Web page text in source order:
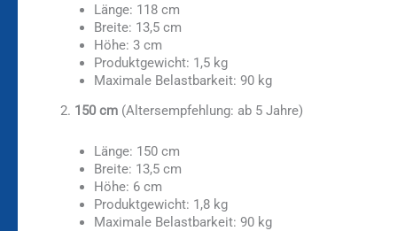
Länge: 118 cm
Breite: 13,5 cm
Höhe: 3 cm
Produktgewicht: 1,5 kg
Maximale Belastbarkeit: 90 kg
150 cm(Altersempfehlung: ab 5 Jahre)
Länge: 150 cm
Breite: 13,5 cm
Höhe: 6 cm
Produktgewicht: 1,8 kg
Maximale Belastbarkeit: 90 kg